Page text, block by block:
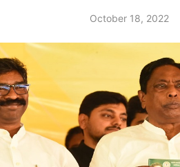
October 18, 2022